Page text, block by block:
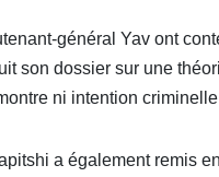
général Yav ont
son dossier sur une
ni intention
a également remis